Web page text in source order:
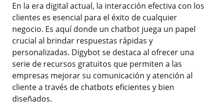
En la era digital actual, la interacción efectiva con los
clientes es esencial para el éxito de cualquier
negocio. Es aquí donde un chatbot juega un papel
crucial al brindar respuestas rápidas y
personalizadas. Digybot se destaca al ofrecer una
serie de recursos gratuitos que permiten a las
empresas mejorar su comunicación y atención al
cliente a través de chatbots eficientes y bien
diseñados.